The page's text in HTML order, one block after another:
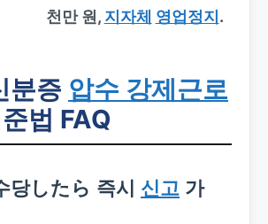
천만 원, 지자체 영업정지 .
분증 압수 강제근로
법 FAQ
당したら 즉시 신고 가